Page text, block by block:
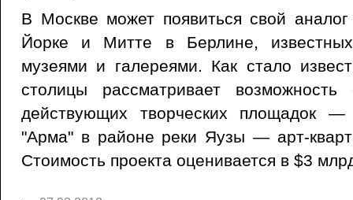
В Москве может появиться свой
Йорке и Митте в Берлине,
музеями и галереями. Как стало
столицы рассматривает
действующих творческих площадок
"Арма" в районе реки Яузы — арт-
Стоимость проекта оценивается в $3